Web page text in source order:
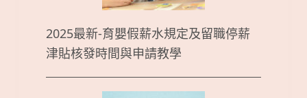
2025最新-育嬰假薪水規定及留職停薪
津貼核發時間與申請教學